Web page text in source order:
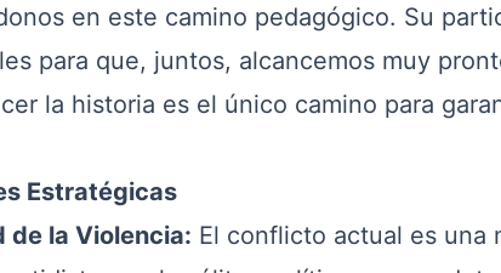
en este camino pedagógico. Su
para que, juntos, alcancemos muy
la historia es el único camino para
Estratégicas
de la Violencia: El conflicto actual es una